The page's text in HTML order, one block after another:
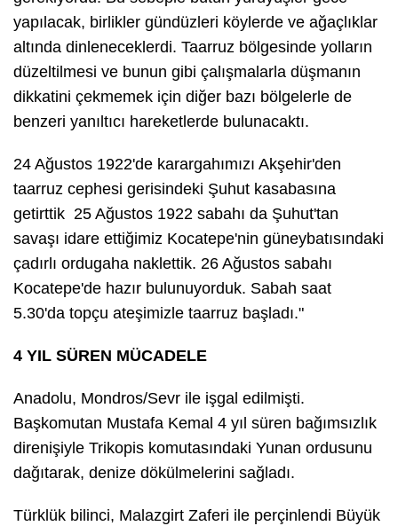
yapılacak, birlikler gündüzleri köylerde ve ağaçlıklar
altında dinleneceklerdi. Taarruz bölgesinde yolların
düzeltilmesi ve bunun gibi çalışmalarla düşmanın
dikkatini çekmemek için diğer bazı bölgelerle de
benzeri yanıltıcı hareketlerde bulunacaktı.
24 Ağustos 1922'de karargahımızı Akşehir'den
taarruz cephesi gerisindeki Şuhut kasabasına
getirttik 25 Ağustos 1922 sabahı da Şuhut'tan
savaşı idare ettiğimiz Kocatepe'nin güneybatısındaki
çadırlı ordugaha naklettik. 26 Ağustos sabahı
Kocatepe'de hazır bulunuyorduk. Sabah saat
5.30'da topçu ateşimizle taarruz başladı."
4 YIL SÜREN MÜCADELE
Anadolu, Mondros/Sevr ile işgal edilmişti.
Başkomutan Mustafa Kemal 4 yıl süren bağımsızlık
direnişiyle Trikopis komutasındaki Yunan ordusunu
dağıtarak, denize dökülmelerini sağladı.
Türklük bilinci, Malazgirt Zaferi ile perçinlendi Büyük